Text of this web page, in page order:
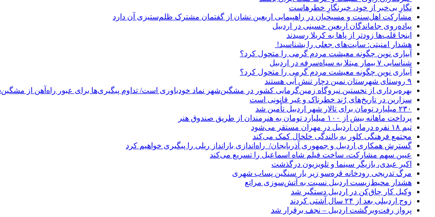
نگارِ بی‌خبر از خود، خبرنگارِ خطرهاست
مشارکت اهل‌سنت و مسیحیان در راهپیمایی اربعین نشان از گفتمان مشترک ظلم‌ستیزی آن دارد
پیاده‌روی جاماندگان اربعین حسینی در اردبیل
اینجا قلب‌ها زودتر از پاها به کربلا رسیدند
هشدار امنیتی: سایت‌های جعلی را بشناسید!
آبیاری نوین چگونه معیشت مردم گرمی را متحول کرد؟
شناسایی ۷ بیمار مبتلا به سیاه‌سرفه در اردبیل
آبیاری نوین چگونه معیشت مردم گرمی را متحول کرد؟
۹ روستای شهرستان نمین دچار تنش آبی هستند
بهره‌برداری از نخستین نیروگاه زمین‌گرمایی کشور در مشگین‌شهر نماد خودباوری است/ تداوم پیگیری‌ها برای عبور راه‌آهن از
سزارین در تاریخ‌های رُند خطرناک و غیر قانونی است
۲۳۰ میلیارد تومان برای تالار شهر اردبیل تأمین شد
پرداخت ماهانه بیش از ۱۰۰ میلیارد تومان به هنرمندان از طریق صندوق هنر
تیم ۱۸ نفره درمان اردبیل در مهران مستقر می‌شود
مجتمع فرهنگی کلور به بالندگی خلخال کمک می‌کند
گسترش همکاری اردبیل و جمهوری آذربایجان/ راه‌اندازی بارانداز ریلی را پیگیری خواهیم کرد
عیین سهم مشارکت، ساخت فیلم شاه‌ اسماعیل را تسریع می‌کند
اکبر عبدی، بازیگر سینما و تلویزیون درگذشت
مرگ تدریجی رودخانه قره‌سو زیر بار سنگین پساب شهری
هشدار محیط‌زیست اردبیل نسبت به آتش‌سوزی مراتع
وکیل کار چاق‌کن در اردبیل دستگیر شد
زوج اردبیلی بعد از ۲۴ سال آشتی کردند
پرواز رفت‌وبرگشت اردبیل – نجف برقرار شد